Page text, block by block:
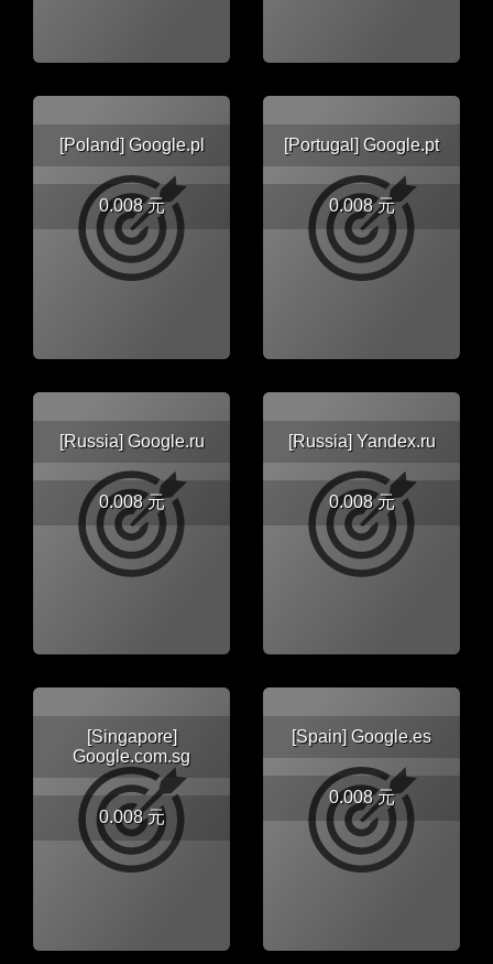
[Poland] Google.pl
0.008 元
[Portugal] Google.pt
0.008 元
[Russia] Google.ru
0.008 元
[Russia] Yandex.ru
0.008 元
[Singapore]
Google.com.sg
0.008 元
[Spain] Google.es
0.008 元